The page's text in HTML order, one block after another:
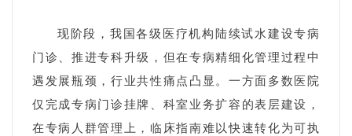
现阶段，我国各级医疗机构陆续试水建设专病
门诊、推进专科升级，但在专病精细化管理过程中
遇发展瓶颈，行业共性痛点凸显。一方面多数医院
仅完成专病门诊挂牌、科室业务扩容的表层建设，
在专病人群管理上，临床指南难以快速转化为可执